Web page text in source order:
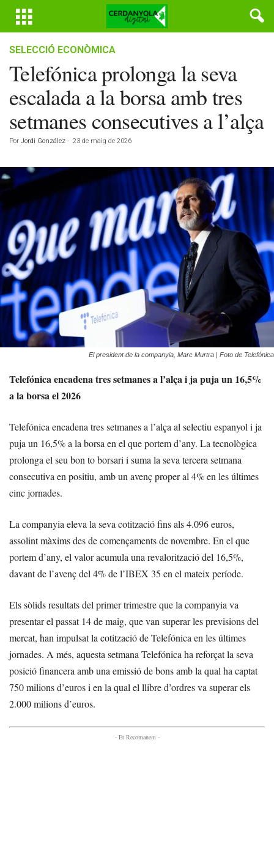
SELECCIÓ ECONÒMICA
Telefónica prolonga la seva
escalada a la borsa amb tres
setmanes consecutives a l’alça
Por Jordi González - 23 de maig de 2026
El president de la companyia, Marc Murtra | Foto de Telefónica
Telefónica encadena tres setmanes a l’alça i ja puja un 16,5%
a la borsa el 2026
Telefónica encadena tres setmanes a l’alça al selectiu espanyol i ja
puja un 16,5% a la borsa en el que portem d’any. La tecnològica
prolonga el seu bon to borsari i suma la seva tercera setmana
consecutiva en positiu, amb un avenç proper al 4% en les últimes
cinc jornades.
La companyia eleva la seva cotització fins als 4.096 euros,
assolint màxims des de començaments de novembre. En el que
portem d’any, el valor acumula una revalorització del 16,5%,
davant de l’avenç del 4% de l’IBEX 35 en el mateix període.
Els sòlids resultats del primer trimestre que la companyia va
presentar el passat 14 de maig, que van superar les previsions del
mercat, han impulsat la cotització de Telefónica en les últimes
jornades. A més, aquesta setmana Telefónica ha reforçat la seva
posició financera amb una emissió de bons amb la qual ha captat
750 milions d’euros i en la qual el llibre d’ordres va superar els
2.000 milions d’euros.
- Et Recomanem -